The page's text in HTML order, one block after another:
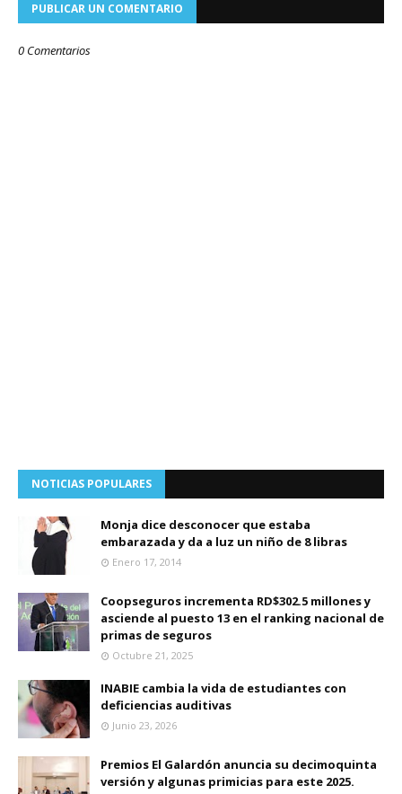
PUBLICAR UN COMENTARIO
0 Comentarios
NOTICIAS POPULARES
Monja dice desconocer que estaba
embarazada y da a luz un niño de 8 libras
Enero 17, 2014
Coopseguros incrementa RD$302.5 millones y
asciende al puesto 13 en el ranking nacional de
primas de seguros
Octubre 21, 2025
INABIE cambia la vida de estudiantes con
deficiencias auditivas
Junio 23, 2026
Premios El Galardón anuncia su decimoquinta
versión y algunas primicias para este 2025.